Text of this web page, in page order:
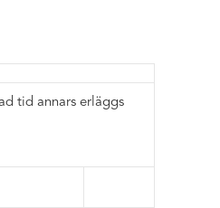
tid annars erläggs